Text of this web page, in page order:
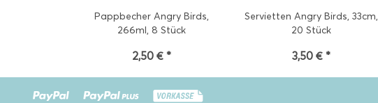
Pappbecher Angry Birds,
266ml, 8 Stück
2,50 € *
Servietten Angry Birds, 33cm,
20 Stück
3,50 € *